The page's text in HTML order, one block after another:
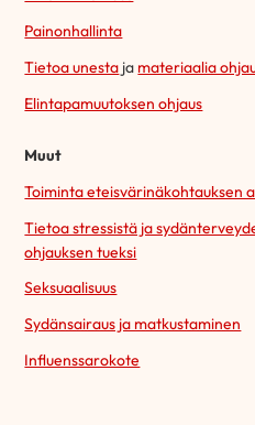
Painonhallinta
Tietoa unesta ja materiaalia
Elintapamuutoksen ohjaus
Muut
Toiminta eteisvärinäkohtauksen
Tietoa stressistä ja
ohjauksen tueksi
Seksuaalisuus
Sydänsairaus ja matkustaminen
Influenssarokote